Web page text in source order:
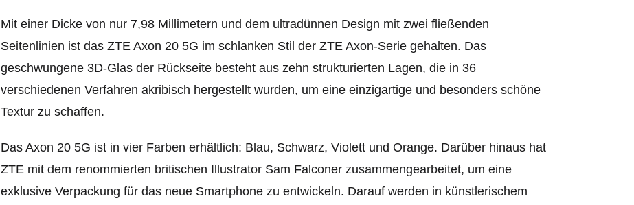
Mit einer Dicke von nur 7,98 Millimetern und dem ultradünnen Design mit zwei fließenden
Seitenlinien ist das ZTE Axon 20 5G im schlanken Stil der ZTE Axon-Serie gehalten. Das
geschwungene 3D-Glas der Rückseite besteht aus zehn strukturierten Lagen, die in 36
verschiedenen Verfahren akribisch hergestellt wurden, um eine einzigartige und besonders schöne
Textur zu schaffen.
Das Axon 20 5G ist in vier Farben erhältlich: Blau, Schwarz, Violett und Orange. Darüber hinaus hat
ZTE mit dem renommierten britischen Illustrator Sam Falconer zusammengearbeitet, um eine
exklusive Verpackung für das neue Smartphone zu entwickeln. Darauf werden in künstlerischem